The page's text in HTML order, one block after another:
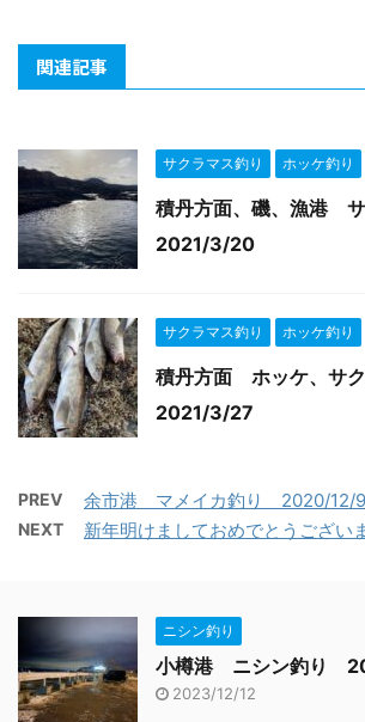
関連記事
サクラマス釣り ホッケ釣り
積丹方面、磯、漁港
2021/3/20
サクラマス釣り ホッケ釣り
積丹方面 ホッケ、サ
2021/3/27
PREV 余市港 マメイカ釣り 2020/12/9
NEXT 新年明けましておめでとうござ
ニシン釣り
小樽港 ニシン釣り
2023/12/12